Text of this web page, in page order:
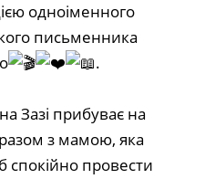
одноіменного
письменника
.
Зазі прибуває на
з мамою, яка
спокійно провести